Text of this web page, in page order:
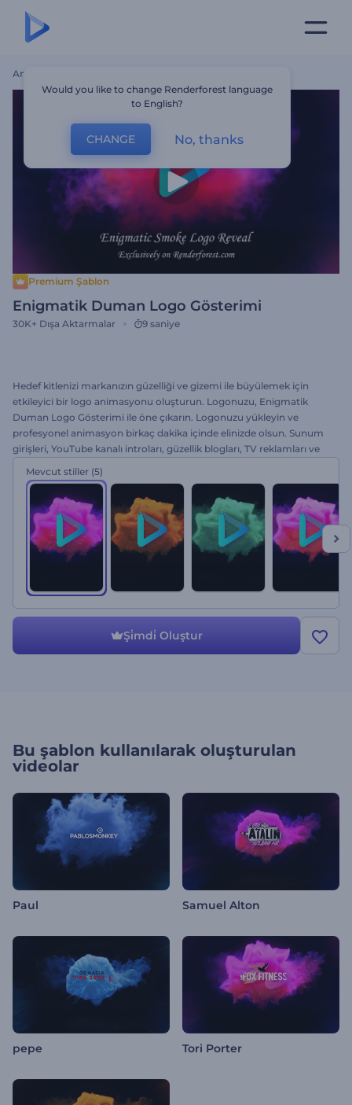
Ana Sayfa
Premium Şablon
Enigmatik Duman Logo Gösterimi
30K+ Dışa Aktarmalar 9 saniye
Hedef kitlenizi markanızın güzelliği ve gizemi ile büyülemek için
etkileyici bir logo animasyonu oluşturun. Logonuzu, Enigmatik
Duman Logo Gösterimi ile öne çıkarın. Logonuzu yükleyin ve
profesyonel animasyon birkaç dakika içinde elinizde olsun. Sunum
girişleri, YouTube kanalı introları, güzellik blogları, TV reklamları ve
deneyin!
Mevcut stiller (5)
Şi̇mdi̇ Oluştur
Bu şablon kullanılarak oluşturulan
videolar
Paul Samuel Alton
pepe Tori Porter
Would you like to change Renderforest language
to English?
CHANGE No, thanks